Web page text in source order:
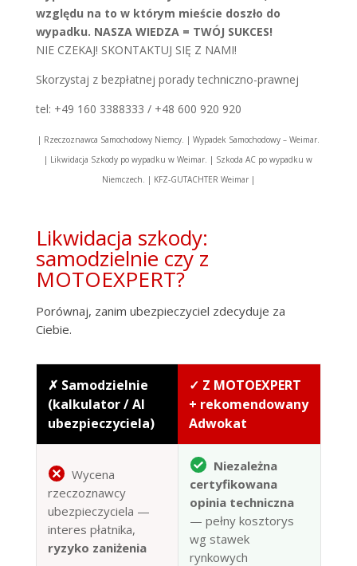
względu na to w którym mieście doszło do
wypadku. NASZA WIEDZA = TWÓJ SUKCES!
NIE CZEKAJ! SKONTAKTUJ SIĘ Z NAMI!
Skorzystaj z bezpłatnej porady techniczno-prawnej
tel: +49 160 3388333 / +48 600 920 920
| Rzeczoznawca Samochodowy Niemcy. | Wypadek Samochodowy – Weimar.
| Likwidacja Szkody po wypadku w Weimar. | Szkoda AC po wypadku w
Niemczech. | KFZ-GUTACHTER Weimar |
Likwidacja szkody:
samodzielnie czy z
MOTOEXPERT?
Porównaj, zanim ubezpieczyciel zdecyduje za
Ciebie.
✗ Samodzielnie
(kalkulator / AI
ubezpieczyciela)
✓ Z MOTOEXPERT
+ rekomendowany
Adwokat
Wycena
rzeczoznawcy
ubezpieczyciela —
interes płatnika,
ryzyko zaniżenia
Niezależna
certyfikowana
opinia techniczna
— pełny kosztorys
wg stawek
rynkowych